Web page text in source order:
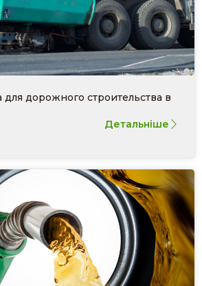
дорожного строительства в
Детальніше